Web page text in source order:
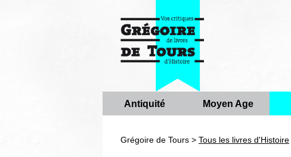
Antiquité Moyen Age
Grégoire de Tours > Tous les livres d'Histoire